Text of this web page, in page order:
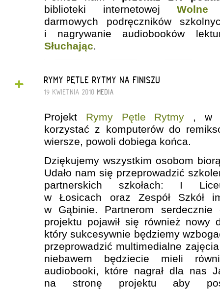
biblioteki internetowej Wolne
darmowych podręczników
i nagrywanie audiobooków
Słuchając.
+ RYMY PĘTLE RYTMY NA FINISZU
19 KWIETNIA 2010 MEDIA
Projekt Rymy Pętle Rytmy , w
korzystać z komputerów do
wiersze, powoli dobiega końca.
Dziękujemy wszystkim osobom
Udało nam się przeprowadzić
partnerskich szkołach: I
w Łosicach oraz Zespół Szkół
w Gąbinie. Partnerom serdecznie
projektu pojawił się również nowy
który sukcesywnie będziemy
przeprowadzić multimedialne
niebawem będziecie mieli
audiobooki, które nagrał dla nas
na stronę projektu aby